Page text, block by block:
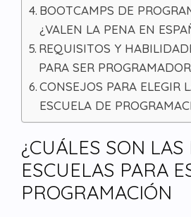
BOOTCAMPS DE
¿VALEN LA PENA EN
REQUISITOS Y
PARA SER
CONSEJOS PARA ELEGIR
ESCUELA DE
¿CUÁLES SON
ESCUELAS PARA
PROGRAMACIÓN